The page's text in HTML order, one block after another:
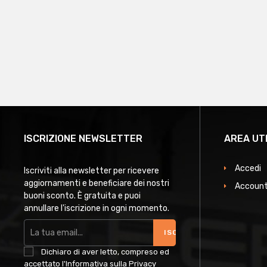
ISCRIZIONE NEWSLETTER
Iscriviti alla newsletter per ricevere
aggiornamenti e beneficiare dei nostri
buoni sconto. È gratuita e puoi
annullare l'iscrizione in ogni momento.
ISCRIVITI
Dichiaro di aver letto, compreso ed
accettato l'Informativa sulla Privacy
AREA
Accedi